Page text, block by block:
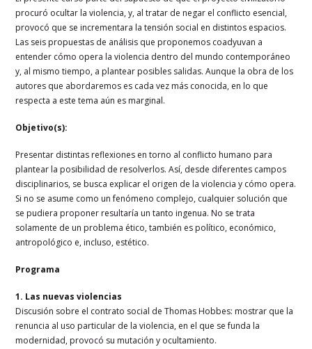
procuró ocultar la violencia, y, al tratar de negar el conflicto esencial,
provocó que se incrementara la tensión social en distintos espacios.
Las seis propuestas de análisis que proponemos coadyuvan a
entender cómo opera la violencia dentro del mundo contemporáneo
y, al mismo tiempo, a plantear posibles salidas. Aunque la obra de los
autores que abordaremos es cada vez más conocida, en lo que
respecta a este tema aún es marginal.
Objetivo(s):
Presentar distintas reflexiones en torno al conflicto humano para
plantear la posibilidad de resolverlos. Así, desde diferentes campos
disciplinarios, se busca explicar el origen de la violencia y cómo opera.
Si no se asume como un fenómeno complejo, cualquier solución que
se pudiera proponer resultaría un tanto ingenua. No se trata
solamente de un problema ético, también es político, económico,
antropológico e, incluso, estético.
Programa
1. Las nuevas violencias
Discusión sobre el contrato social de Thomas Hobbes: mostrar que la
renuncia al uso particular de la violencia, en el que se funda la
modernidad, provocó su mutación y ocultamiento.